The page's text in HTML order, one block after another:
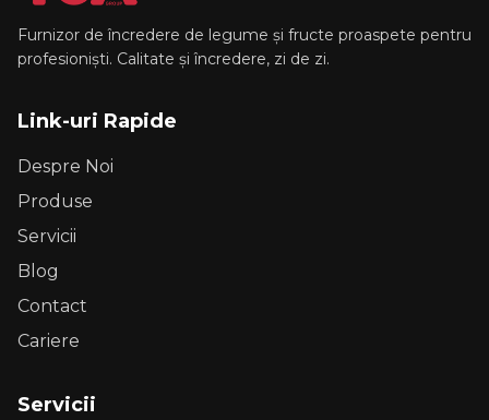
Furnizor de încredere de legume și fructe proaspete pentru
profesioniști. Calitate și încredere, zi de zi.
Link-uri Rapide
Despre Noi
Produse
Servicii
Blog
Contact
Cariere
Servicii